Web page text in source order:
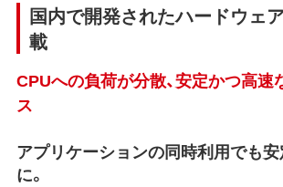
国内で開発されたハードウェ
載
CPUへの負荷が分散、安定かつ高速
ス
アプリケーションの同時利用でも
に。